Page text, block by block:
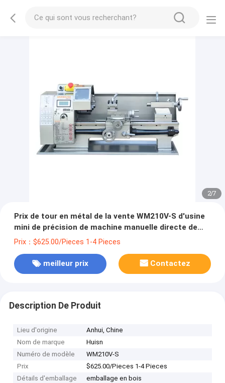
2/7
Prix de tour en métal de la vente WM210V-S d'usine
mini de précision de machine manuelle directe de
tour à vendre
Prix：$625.00/Pieces 1-4 Pieces
meilleur prix Contactez
Description De Produit
Lieu d'origine
Anhui, Chine
Nom de marque
Huisn
Numéro de modèle
WM210V-S
Prix
$625.00/Pieces 1-4 Pieces
Détails d'emballage
emballage en bois